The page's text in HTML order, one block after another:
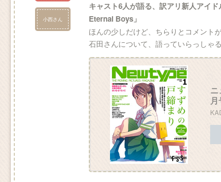
小西さん
キャスト6人が語る、訳アリ新人アイ
Eternal Boys」
ほんの少しだけど、ちらりとコメント
石田さんについて、語っていらっしゃ
ニ